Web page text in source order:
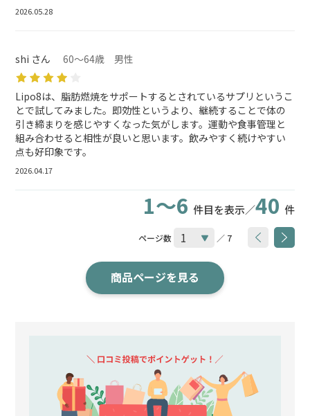
2026.05.28
shi さん 60～64歳 男性
Lipo8は、脂肪燃焼をサポートするとされているサプリというこ
とで試してみました。即効性というより、継続することで体の
引き締まりを感じやすくなった気がします。運動や食事管理と
組み合わせると相性が良いと思います。飲みやすく続けやすい
点も好印象です。
2026.04.17
1～6 件目を表示／40 件
ページ数 ／ 7
商品ページを見る